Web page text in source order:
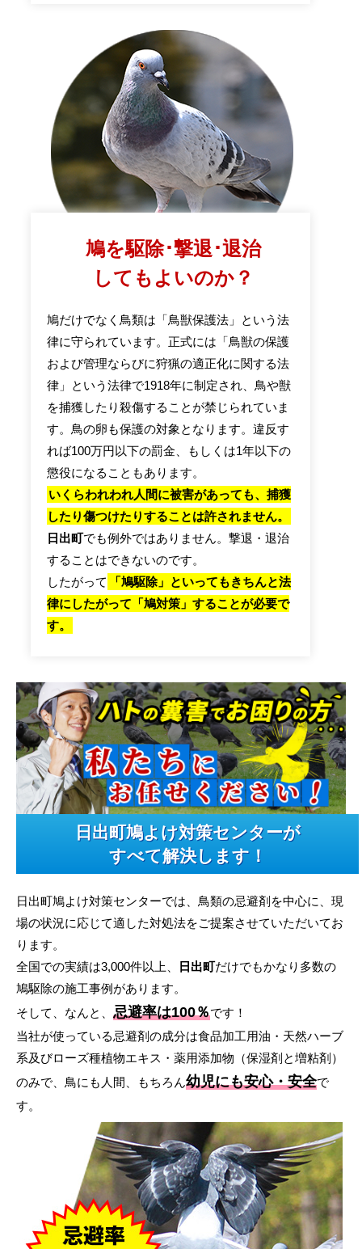
鳩を駆除･撃退･退治
してもよいのか？
鳩だけでなく鳥類は「鳥獣保護法」という法
律に守られています。正式には「鳥獣の保護
および管理ならびに狩猟の適正化に関する法
律」という法律で1918年に制定され、鳥や獣
を捕獲したり殺傷することが禁じられていま
す。鳥の卵も保護の対象となります。違反す
れば100万円以下の罰金、もしくは1年以下の
懲役になることもあります。
いくらわれわれ人間に被害があっても、捕獲
したり傷つけたりすることは許されません。
日出町でも例外ではありません。撃退・退治
することはできないのです。
したがって
「鳩駆除」といってもきちんと法
律にしたがって「鳩対策」することが必要で
す。
日出町鳩よけ対策センターが
すべて解決します！
日出町鳩よけ対策センターでは、鳥類の忌避剤を中心に、現
場の状況に応じて適した対処法をご提案させていただいてお
ります。
全国での実績は3,000件以上、
日出町だけでもかなり多数の
鳩駆除の施工事例があります。
そして、なんと、 忌避率は100％です！
当社が使っている忌避剤の成分は食品加工用油・天然ハーブ
系及びローズ種植物エキス・薬用添加物（保湿剤と増粘剤）
のみで、鳥にも人間、もちろん幼児にも安心・安全で
す。